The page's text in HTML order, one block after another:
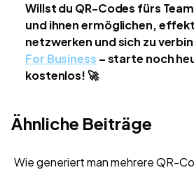
Ähnliche Beiträge
Wie generiert man mehrere QR-
Willst du QR-Codes fürs
und ihnen ermöglichen,
netzwerken und sich zu
For Business – starte noch
kostenlos! 🚀